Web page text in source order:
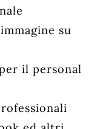
su
il personal